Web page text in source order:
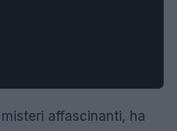
affascinanti, ha